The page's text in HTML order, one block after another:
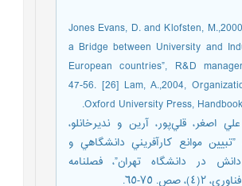
25.Jones Evans, D. and Klofsten,
a Bridge between University and
European countries”, R&D
47-56. [26] Lam, A.,2004,
Oxford University Press,
اﺻﻐﺮ، ﻗﻠﻲﭘﻮر، آرﻳﻦ و ﻧﺪﻳﺮﺧﺎﻧﻠﻮ،
١٣٨٩، ”ﺗﺒﻴﻴﻦ ﻣﻮاﻧﻊ ﻛﺎرآﻓﺮﻳﻨﻲ داﻧﺸﮕﺎﻫﻲ و
در داﻧﺸﮕﺎه ﺗﻬﺮان”، ﻓﺼﻠﻨﺎﻣﻪ
ﺻﺺ. ٧٥-٦٥.